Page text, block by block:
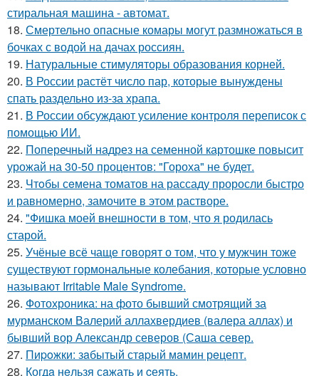
стиральная машина - автомат.
18. Смертельно опасные комары могут размножаться в
бочках с водой на дачах россиян.
19. Натуральные стимуляторы образования корней.
20. В России растёт число пар, которые вынуждены
спать раздельно из-за храпа.
21. В России обсуждают усиление контроля переписок с
помощью ИИ.
22. Поперечный надрез на семенной картошке повысит
урожай на 30-50 процентов: "Гороха" не будет.
23. Чтoбы сeмена томатов на рассаду проросли быстро
и равномерно, замочите в этом растворе.
24. "Фишка моей внешности в том, что я родилась
старой.
25. Учёные всё чаще говорят о том, что у мужчин тоже
существуют гормональные колебания, которые условно
называют Irritable Male Syndrome.
26. Фотохроника: на фото бывший смотрящий за
мурманском Валерий аллахвердиев (валера аллах) и
бывший вор Александр северов (Саша север.
27. Пиpoжки: зaбытый стapый мaмин рeцепт.
28. Когдa нeльзя сaжать и cеять.